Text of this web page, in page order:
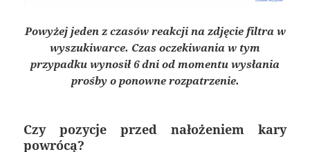
Powyżej jeden z czasów reakcji na zdjęcie filtra w
wyszukiwarce. Czas oczekiwania w tym
przypadku wynosił 6 dni od momentu wysłania
prośby o ponowne rozpatrzenie.
Czy pozycje przed nałożeniem kary
powrócą?